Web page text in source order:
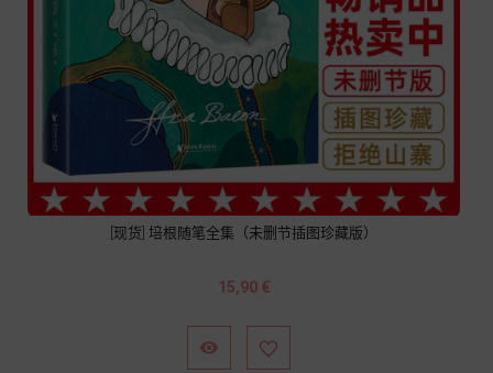
[现货] 培根随笔全集（未删节插图珍藏版）
Prix
15,90 €
 